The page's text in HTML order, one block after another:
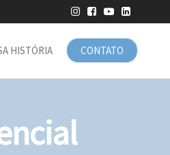
CONTATO
HISTÓRIA